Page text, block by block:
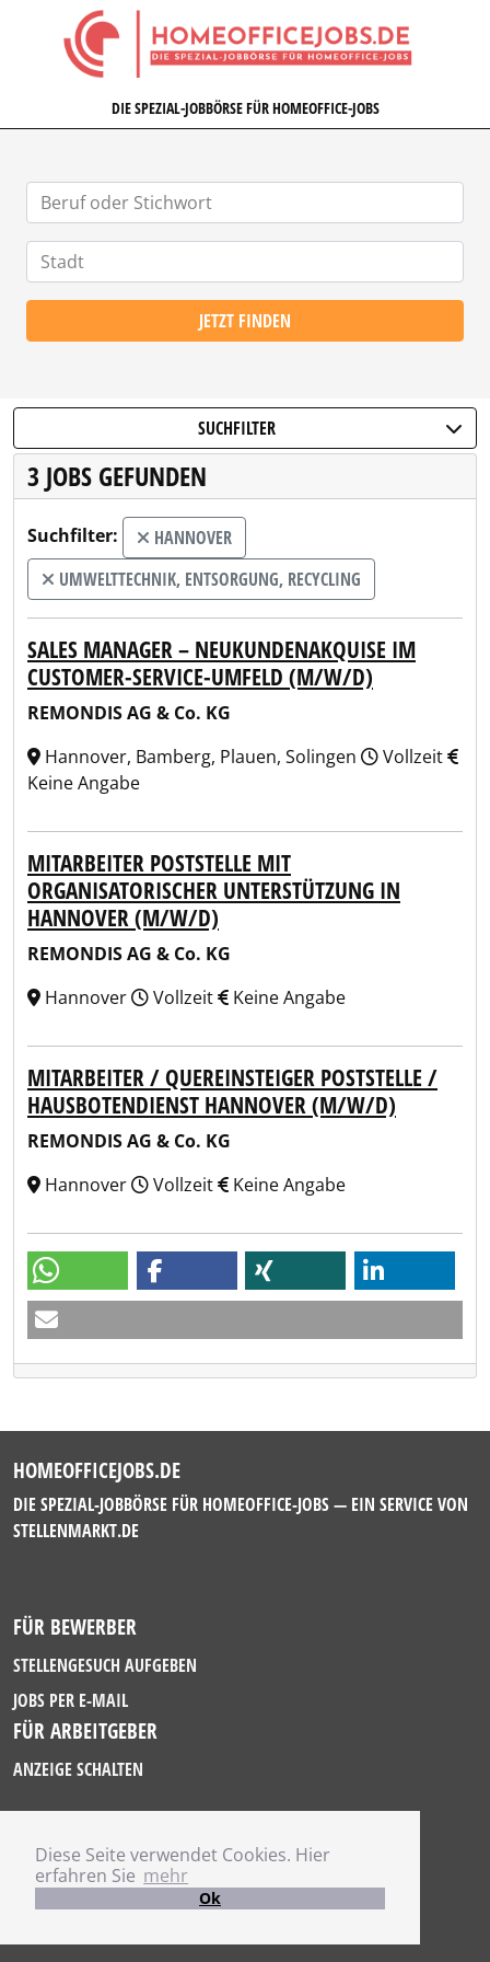
Diese Seite verwendet Cookies. Hier
erfahren Sie mehr
Ok
HOMEOFFICEJOBS.DE
DIE SPEZIAL-JOBBÖRSE FÜR HOMEOFFICE-JOBS
JETZT FINDEN
SUCHFILTER
3 JOBS GEFUNDEN
Suchfilter:
HANNOVER
UMWELTTECHNIK, ENTSORGUNG, RECYCLING
SALES MANAGER – NEUKUNDENAKQUISE IM
CUSTOMER-SERVICE-UMFELD (M/W/D)
REMONDIS AG & Co. KG
Hannover, Bamberg, Plauen, Solingen
Vollzeit
Keine Angabe
MITARBEITER POSTSTELLE MIT
ORGANISATORISCHER UNTERSTÜTZUNG IN
HANNOVER (M/W/D)
REMONDIS AG & Co. KG
Hannover
Vollzeit Keine Angabe
MITARBEITER / QUEREINSTEIGER POSTSTELLE /
HAUSBOTENDIENST HANNOVER (M/W/D)
REMONDIS AG & Co. KG
Hannover
Vollzeit Keine Angabe
HOMEOFFICEJOBS.DE
DIE SPEZIAL-JOBBÖRSE FÜR HOMEOFFICE-JOBS — EIN SERVICE VON
STELLENMARKT.DE
FÜR BEWERBER
STELLENGESUCH AUFGEBEN
JOBS PER E-MAIL
FÜR ARBEITGEBER
ANZEIGE SCHALTEN
IMPRESSUM
DATENSCHUTZ